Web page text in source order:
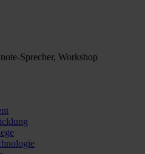
Sprecher, Workshop